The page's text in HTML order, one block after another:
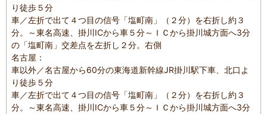
り徒歩５分
車／左折で出て４つ目の信号「塩町南」（２分）を右折し約３
分。～東名高速、掛川ICから車５分～ＩＣから掛川城方面へ3分
の「塩町南」交差点を左折し２分。右側
名古屋：
車以外／名古屋から60分の東海道新幹線JR掛川駅下車、北口よ
り徒歩５分
車／左折で出て４つ目の信号「塩町南」（２分）を右折し約３
分。～東名高速、掛川ICから車５分～ＩＣから掛川城方面へ3分